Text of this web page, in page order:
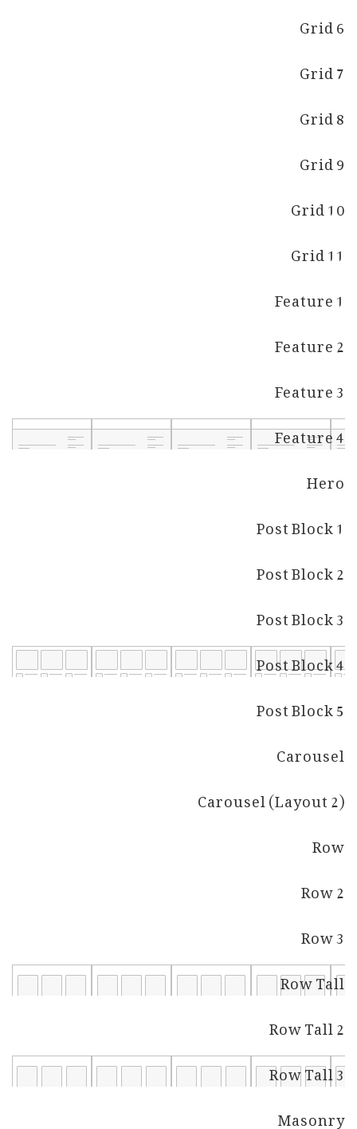
Grid 6
Grid 7
Grid 8
Grid 9
Grid 10
Grid 11
Feature 1
Feature 2
Feature 3
Feature 4
Hero
Post Block 1
Post Block 2
Post Block 3
Post Block 4
Post Block 5
Carousel
Carousel (Layout 2)
Row
Row 2
Row 3
Row Tall
Row Tall 2
Row Tall 3
Masonry